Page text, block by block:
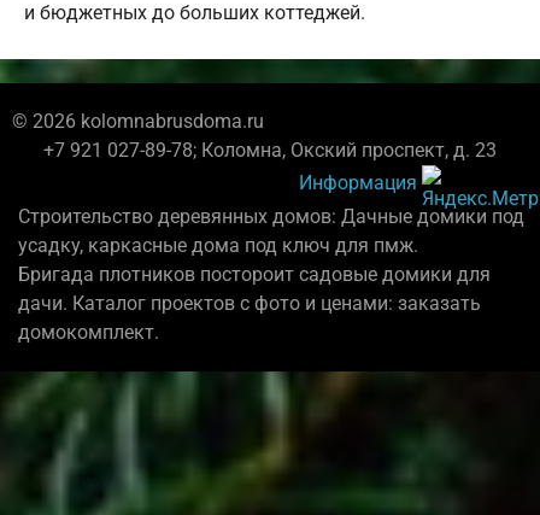
и бюджетных до больших коттеджей.
© 2026 kolomnabrusdoma.ru
+7 921 027-89-78; Коломна, Окский проспект, д. 23
Информация
Строительство деревянных домов: Дачные домики под
усадку, каркасные дома под ключ для пмж.
Бригада плотников постороит садовые домики для
дачи. Каталог проектов с фото и ценами: заказать
домокомплект.